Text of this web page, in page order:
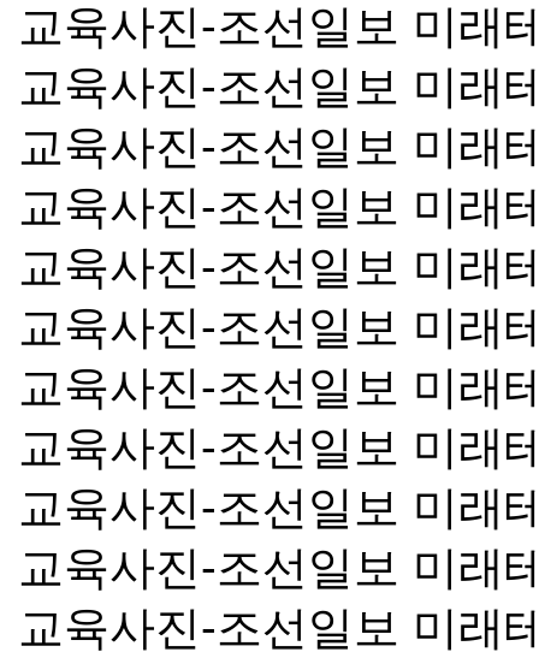
교육사진-조선일보 미래
교육사진-조선일보 미래
교육사진-조선일보 미래
교육사진-조선일보 미래
교육사진-조선일보 미래
교육사진-조선일보 미래
교육사진-조선일보 미래
교육사진-조선일보 미래
교육사진-조선일보 미래
교육사진-조선일보 미래
교육사진-조선일보 미래